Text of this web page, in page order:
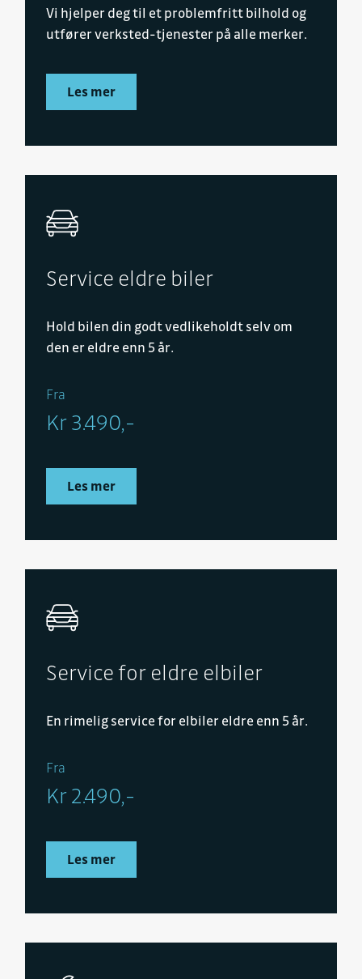
Vi hjelper deg til et problemfritt bilhold og
utfører verksted-tjenester på alle merker.
Les mer
Service eldre biler
Hold bilen din godt vedlikeholdt selv om
den er eldre enn 5 år.
Fra
Kr 3.490,-
Les mer
Service for eldre elbiler
En rimelig service for elbiler eldre enn 5 år.
Fra
Kr 2.490,-
Les mer